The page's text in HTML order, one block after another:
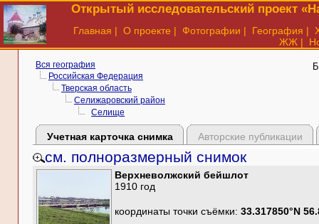
Открытый исследовательский проект
Главная | О проекте | Фотографии | География |
ЖЖ |
Вся география
Российская Федерация
Тверская область
Селижаровский район
Селище
Учетная карточка снимка Авторские публикации
см. полноразмерный снимок
Верхневолжский бейшлот
1910 год
координаты точки съёмки: 33.317850°N